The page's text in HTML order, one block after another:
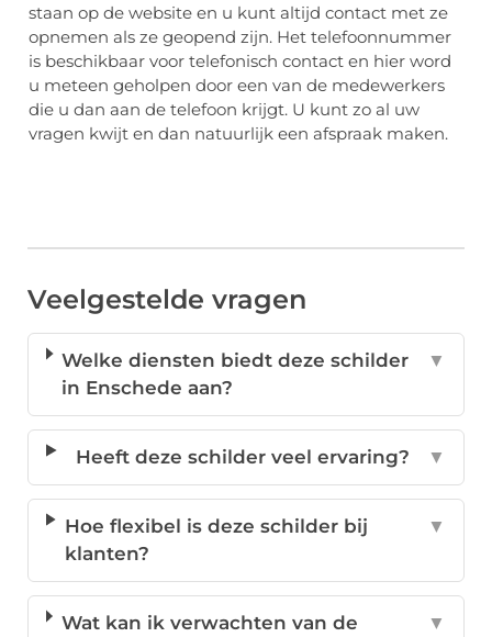
staan op de website en u kunt altijd contact met ze
opnemen als ze geopend zijn. Het telefoonnummer
is beschikbaar voor telefonisch contact en hier word
u meteen geholpen door een van de medewerkers
die u dan aan de telefoon krijgt. U kunt zo al uw
vragen kwijt en dan natuurlijk een afspraak maken.
Veelgestelde vragen
Welke diensten biedt deze schilder
in Enschede aan?
▼
Heeft deze schilder veel ervaring? ▼
Hoe flexibel is deze schilder bij
klanten?
▼
Wat kan ik verwachten van de
▼